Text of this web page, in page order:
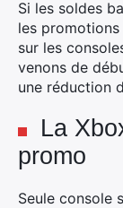
Si les soldes
les promotions
sur les
venons de
une réduction
La
promo
Seule console